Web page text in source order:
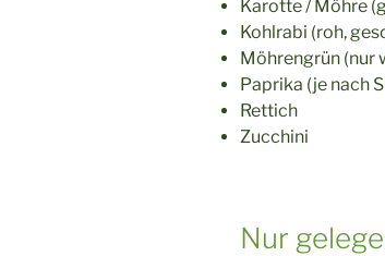
Karotte / Möhre
Kohlrabi (roh,
Möhrengrün (nur
Paprika (je nach
Rettich
Zucchini
Nur